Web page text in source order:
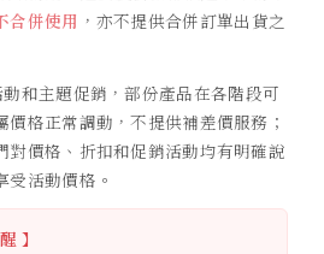
合併使用 ，亦不提供合併訂單出貨之
和主題促銷，部份產品在各階段可
格正常調動，不提供補差價服務；
對價格、折扣和促銷活動均有明確說
受活動價格。
】